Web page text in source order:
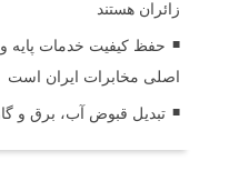
زائران هستند
حفظ کیفیت خدمات پایه و
اصلی مخابرات ایران است
تبدیل قبوض آب، برق و